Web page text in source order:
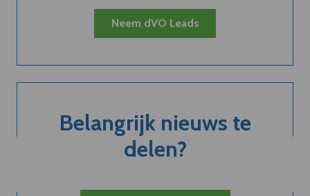
Neem dVO Leads
Belangrijk nieuws te
delen?